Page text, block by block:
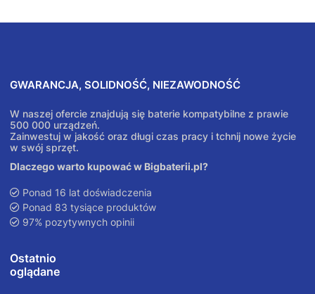
GWARANCJA, SOLIDNOŚĆ, NIEZAWODNOŚĆ
W naszej ofercie znajdują się baterie kompatybilne z prawie
500 000 urządzeń.
Zainwestuj w jakość oraz długi czas pracy i tchnij nowe życie
w swój sprzęt.
Dlaczego warto kupować w Bigbaterii.pl?
Ponad 16 lat doświadczenia
Ponad 83 tysiące produktów
97% pozytywnych opinii
Ostatnio
oglądane